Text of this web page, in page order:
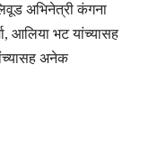
अभिनेत्री कंगना
आलिया भट यांच्यासह
अनेक